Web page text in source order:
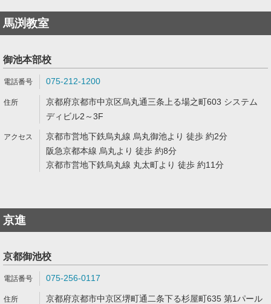
馬渕教室
御池本部校
075-212-1200
京都府京都市中京区烏丸通三条上る場之町603 システム
ディビル2～3F
京都市営地下鉄烏丸線 烏丸御池より 徒歩 約2分
阪急京都本線 烏丸より 徒歩 約8分
京都市営地下鉄烏丸線 丸太町より 徒歩 約11分
京進
京都御池校
075-256-0117
京都府京都市中京区堺町通二条下る杉屋町635 第1パール